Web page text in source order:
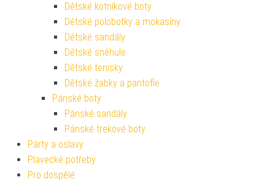
Dětské kotníkové boty
Dětské polobotky a mokasíny
Dětské sandály
Dětské sněhule
Dětské tenisky
Dětské žabky a pantofle
Pánské boty
Pánské sandály
Pánské trekové boty
Párty a oslavy
Plavecké potřeby
Pro dospělé